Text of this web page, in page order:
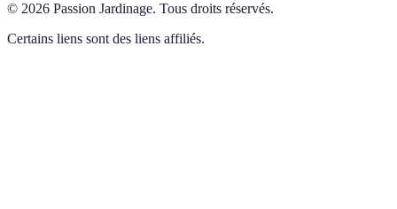
© 2026 Passion Jardinage. Tous droits réservés.
Certains liens sont des liens affiliés.